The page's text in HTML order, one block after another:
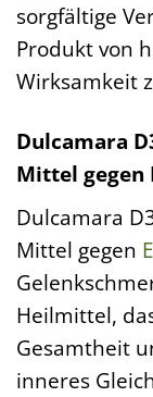
sorgfältige
Produkt von
Wirksamkeit
Dulcamara
Mittel gegen
Dulcamara
Mittel gegen
Heilmittel,
Gesamtheit
inneres